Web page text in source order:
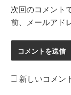
次回のコメント
前、メールアド
新しいコメン